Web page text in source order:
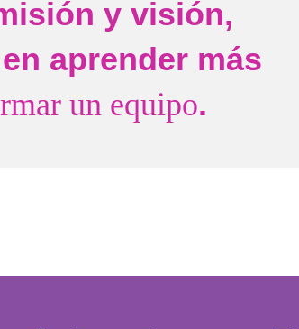
y visión,
aprender más
un equipo.